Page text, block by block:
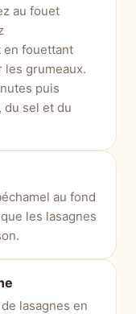
au fouet
en fouettant
grumeaux.
puis
du sel et du
au fond
les lasagnes
lasagnes en